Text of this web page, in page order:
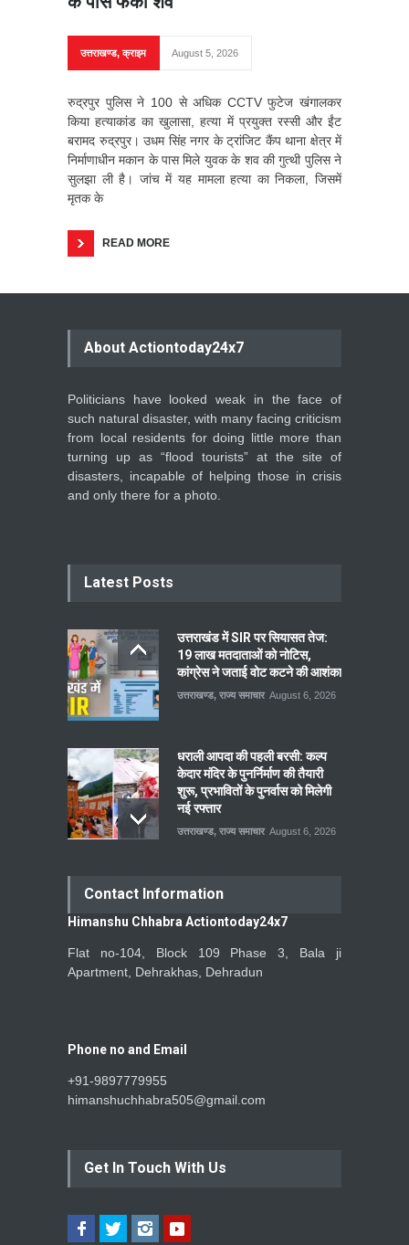
उत्तराखण्ड,क्राइम August 5, 2026
रुद्रपुर पुलिस ने 100 से अधिक CCTV फुटेज खंगालकर
किया हत्याकांड का खुलासा, हत्या में प्रयुक्त रस्सी और ईंट
बरामद रुद्रपुर। उधम सिंह नगर के ट्रांजिट कैंप थाना क्षेत्र में
निर्माणाधीन मकान के पास मिले युवक के शव की गुत्थी पुलिस ने
सुलझा ली है। जांच में यह मामला हत्या का निकला, जिसमें
मृतक के
READ MORE
About Actiontoday24x7
Politicians have looked weak in the face of
such natural disaster, with many facing criticism
from local residents for doing little more than
turning up as “flood tourists” at the site of
disasters, incapable of helping those in crisis
and only there for a photo.
Latest Posts
उत्तराखंड में SIR पर सियासत तेज:
19 लाख मतदाताओं को नोटिस,
कांग्रेस ने जताई वोट कटने की आशंका
उत्तराखण्ड, राज्य समाचार August 6, 2026
धराली आपदा की पहली बरसी: कल्प
केदार मंदिर के पुनर्निर्माण की तैयारी
शुरू, प्रभावितों के पुनर्वास को मिलेगी
नई रफ्तार
उत्तराखण्ड, राज्य समाचार August 6, 2026
Contact Information
Himanshu Chhabra Actiontoday24x7
Flat no-104, Block 109 Phase 3, Bala ji
Apartment, Dehrakhas, Dehradun
Phone no and Email
+91-9897779955
himanshuchhabra505@gmail.com
Get In Touch With Us